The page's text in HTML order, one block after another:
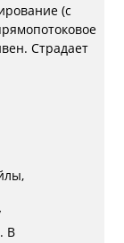
(с
Страдает
В